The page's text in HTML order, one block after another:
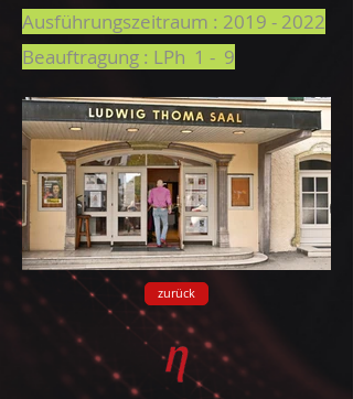
Ausführungszeitraum : 2019 - 2022
Beauftragung : LPh 1 - 9
Click here
zurück